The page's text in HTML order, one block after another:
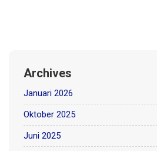
Archives
Januari 2026
Oktober 2025
Juni 2025